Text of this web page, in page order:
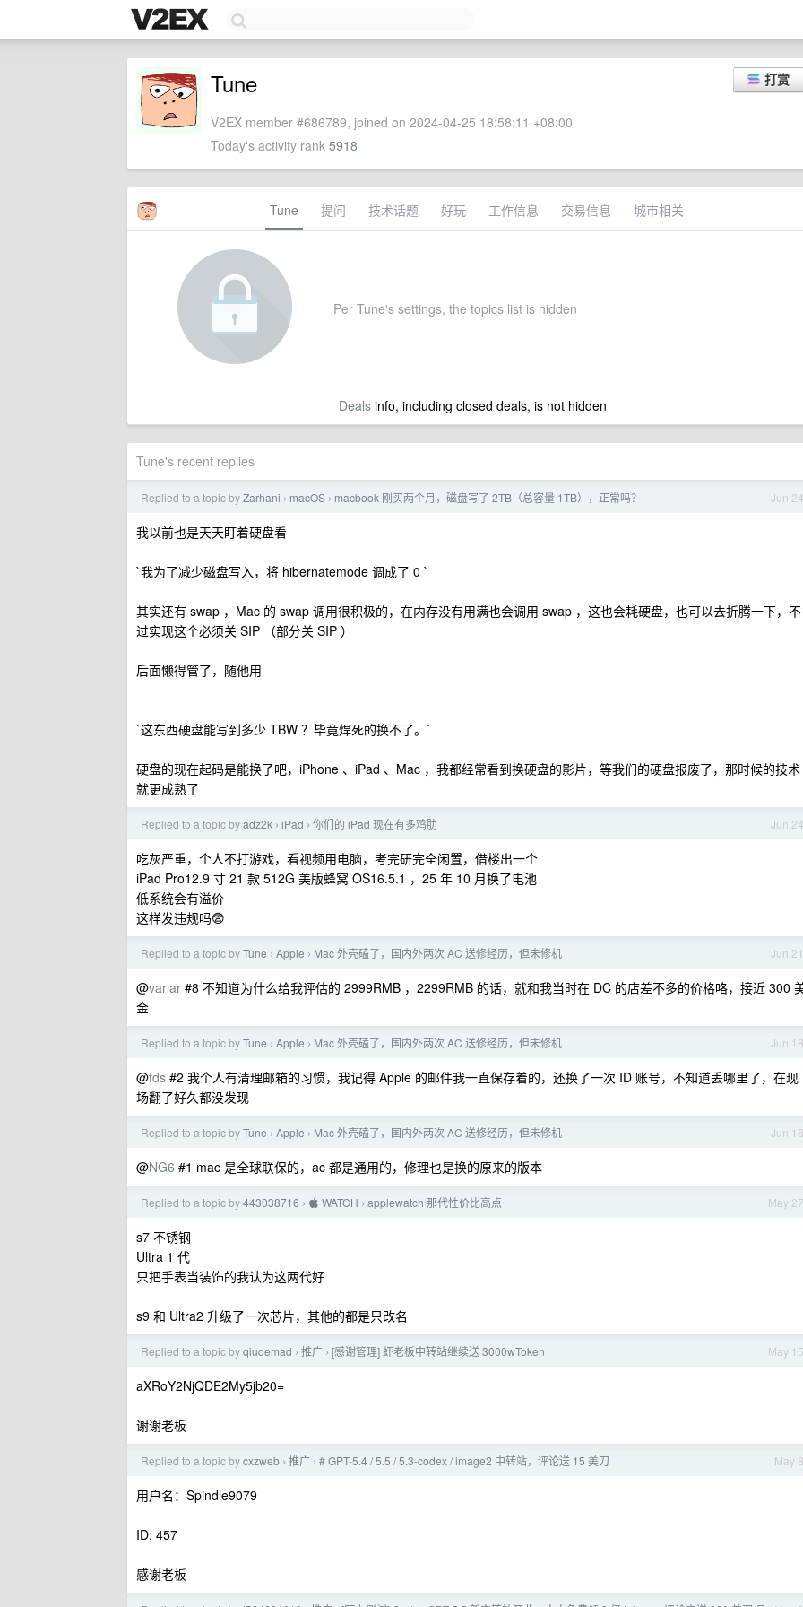
打赏
Tune
V2EX member #686789, joined on 2024-04-25 18:58:11 +08:00
Today's activity rank 5918
Tune 提问 技术话题 好玩 工作信息 交易信息 城市相关
Per Tune's settings, the topics list is hidden
Dealsinfo, including closed deals, is not hidden
Tune's recent replies
Jun 24
Replied to a topic byZarhani › macOS › macbook 刚买两个月，磁盘写了 2TB（总容量 1TB），正常吗？
我以前也是天天盯着硬盘看
`我为了减少磁盘写入，将 hibernatemode 调成了 0 `
其实还有 swap ，Mac 的 swap 调用很积极的，在内存没有用满也会调用 swap ，这也会耗硬盘，也可以去折腾一下，不
过实现这个必须关 SIP （部分关 SIP ）
后面懒得管了，随他用
`这东西硬盘能写到多少 TBW ？毕竟焊死的换不了。`
硬盘的现在起码是能换了吧，iPhone 、iPad 、Mac ，我都经常看到换硬盘的影片，等我们的硬盘报废了，那时候的技术
就更成熟了
Jun 24
Replied to a topic byadz2k › iPad › 你们的 iPad 现在有多鸡肋
吃灰严重，个人不打游戏，看视频用电脑，考完研完全闲置，借楼出一个
iPad Pro12.9 寸 21 款 512G 美版蜂窝 OS16.5.1 ，25 年 10 月换了电池
低系统会有溢价
这样发违规吗😨
Jun 21
Replied to a topic byTune › Apple › Mac 外壳磕了，国内外两次 AC 送修经历，但未修机
@varlar #8 不知道为什么给我评估的 2999RMB ，2299RMB 的话，就和我当时在 DC 的店差不多的价格咯，接近 300
金
Jun 18
Replied to a topic byTune › Apple › Mac 外壳磕了，国内外两次 AC 送修经历，但未修机
@fds #2 我个人有清理邮箱的习惯，我记得 Apple 的邮件我一直保存着的，还换了一次 ID 账号，不知道丢哪里了，在现
场翻了好久都没发现
Jun 18
Replied to a topic byTune › Apple › Mac 外壳磕了，国内外两次 AC 送修经历，但未修机
@NG6 #1 mac 是全球联保的，ac 都是通用的，修理也是换的原来的版本
May 27
Replied to a topic by443038716 ›  WATCH › applewatch 那代性价比高点
s7 不锈钢
Ultra 1 代
只把手表当装饰的我认为这两代好
s9 和 Ultra2 升级了一次芯片，其他的都是只改名
May 15
Replied to a topic byqiudemad › 推广 › [感谢管理] 虾老板中转站继续送 3000wToken
aXRoY2NjQDE2My5jb20=
谢谢老板
May 8
Replied to a topic bycxzweb › 推广 › # GPT-5.4 / 5.5 / 5.3-codex / image2 中转站，评论送 15 美刀
用户名：Spindle9079
ID: 457
感谢老板